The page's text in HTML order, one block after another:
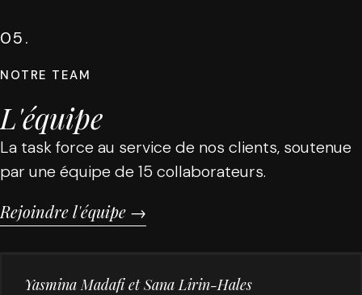
05.
NOTRE TEAM
L'équipe
Rejoindre l'équipe →
La task force au service de nos clients, soutenue
par une équipe de 15 collaborateurs.
Yasmina Madafi et Sana Lirin-Hales